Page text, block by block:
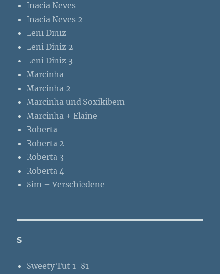
Inacia Neves
Inacia Neves 2
Leni Diniz
Leni Diniz 2
Leni Diniz 3
Marcinha
Marcinha 2
Marcinha und Soxikibem
Marcinha + Elaine
Roberta
Roberta 2
Roberta 3
Roberta 4
Sim – Verschiedene
S
Sweety Tut 1-81